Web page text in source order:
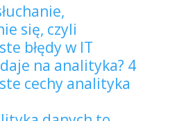
się, czyli
błędy w IT
na analityka? 4
cechy analityka